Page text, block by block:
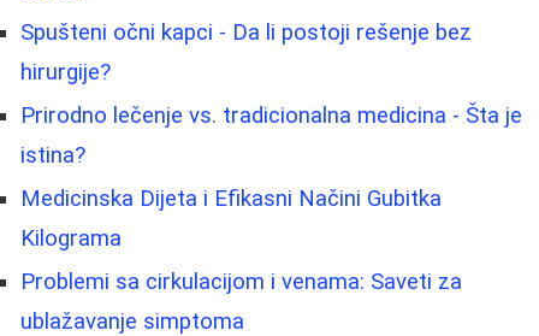
Spušteni očni kapci - Da li postoji rešenje bez
hirurgije?
Prirodno lečenje vs. tradicionalna medicina - Šta je
istina?
Medicinska Dijeta i Efikasni Načini Gubitka
Kilograma
Problemi sa cirkulacijom i venama: Saveti za
ublažavanje simptoma